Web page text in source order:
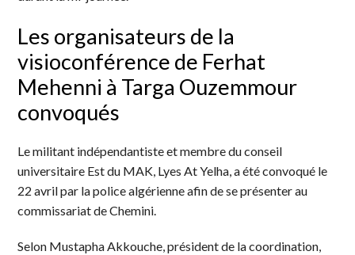
Les organisateurs de la
visioconférence de Ferhat
Mehenni à Targa Ouzemmour
convoqués
Le militant indépendantiste et membre du conseil
universitaire Est du MAK, Lyes At Yelha, a été convoqué le
22 avril par la police algérienne afin de se présenter au
commissariat de Chemini.
Selon Mustapha Akkouche, président de la coordination,